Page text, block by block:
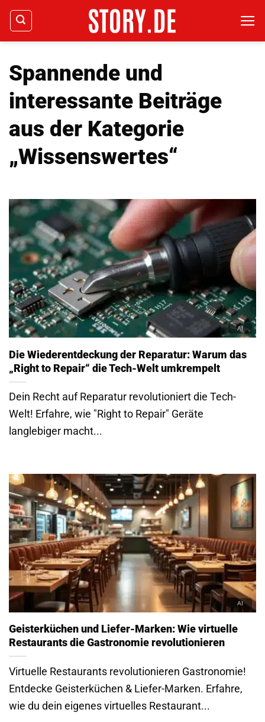
Zum
Inhalt
springen
Spannende und
interessante Beiträge
aus der Kategorie
„Wissenswertes“
Die Wiederentdeckung der Reparatur: Warum das
„Right to Repair“ die Tech-Welt umkrempelt
Dein Recht auf Reparatur revolutioniert die Tech-
Welt! Erfahre, wie "Right to Repair" Geräte
langlebiger macht...
Geisterküchen und Liefer-Marken: Wie virtuelle
Restaurants die Gastronomie revolutionieren
Virtuelle Restaurants revolutionieren Gastronomie!
Entdecke Geisterküchen & Liefer-Marken. Erfahre,
wie du dein eigenes virtuelles Restaurant...